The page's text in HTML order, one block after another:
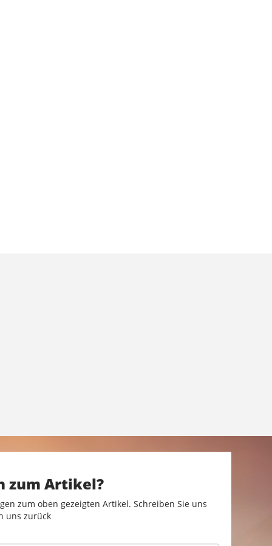
zum Artikel?
zum oben gezeigten Artikel. Schreiben Sie uns
uns zurück